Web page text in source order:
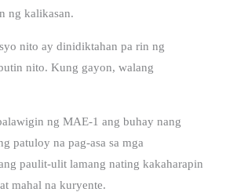
ng kalikasan.
nito ay dinidiktahan pa rin ng
nito. Kung gayon, walang
ng MAE-1 ang buhay nang
patuloy na pag-asa sa mga
paulit-ulit lamang nating kakaharapin
mahal na kuryente.